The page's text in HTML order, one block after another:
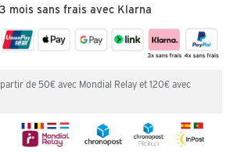
mois sans frais avec Klarna
de 50€ avec Mondial Relay et 120€ avec